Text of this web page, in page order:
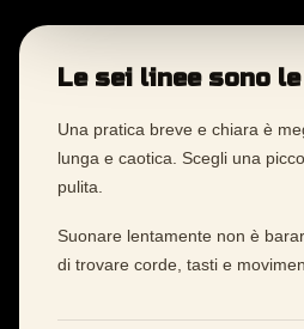
Le sei linee sono
Una pratica breve e chiara è
lunga e caotica. Scegli una
pulita.
Suonare lentamente non è
di trovare corde, tasti e